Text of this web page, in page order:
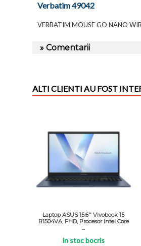
Verbatim 49042
VERBATIM MOUSE GO NANO
» Comentarii
ALTI CLIENTI AU FOST
Laptop ASUS 15.6'' Vivobook 15
R1504VA, FHD, Procesor Intel Core
...
in stoc bocris